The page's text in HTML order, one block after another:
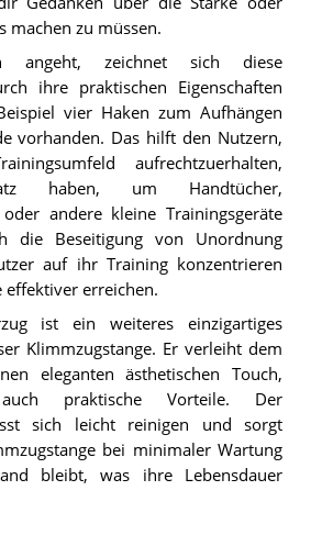
machen zu müssen.
angeht, zeichnet sich diese
ihre praktischen Eigenschaften
vier Haken zum Aufhängen
vorhanden. Das hilft den Nutzern,
aufrechtzuerhalten,
haben, um Handtücher,
andere kleine Trainingsgeräte
die Beseitigung von Unordnung
auf ihr Training konzentrieren
effektiver erreichen.
ist ein weiteres einzigartiges
Klimmzugstange. Er verleiht dem
eleganten ästhetischen Touch,
praktische Vorteile. Der
sich leicht reinigen und sorgt
bei minimaler Wartung
bleibt, was ihre Lebensdauer